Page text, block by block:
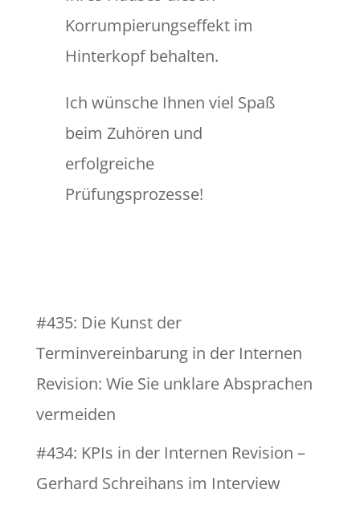
Korrumpierungseffekt im
Hinterkopf behalten.
Ich wünsche Ihnen viel Spaß
beim Zuhören und
erfolgreiche
Prüfungsprozesse!
#435: Die Kunst der
Terminvereinbarung in der Internen
Revision: Wie Sie unklare Absprachen
vermeiden
#434: KPIs in der Internen Revision –
Gerhard Schreihans im Interview